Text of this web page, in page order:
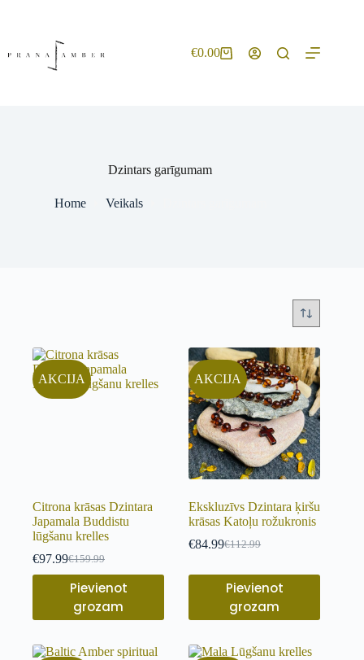
€0.00
Dzintars garīgumam
Home Veikals
AKCIJA
Citrona krāsas Dzintara
Japamala Buddistu
lūgšanu krelles
€159.99
€97.99
Pievienot
grozam
AKCIJA
Ekskluzīvs Dzintara ķiršu
krāsas Katoļu rožukronis
€112.99
€84.99
Pievienot
grozam